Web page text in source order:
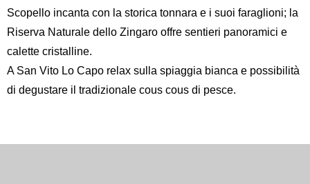
Scopello incanta con la storica tonnara e i suoi faraglioni; la
Riserva Naturale dello Zingaro offre sentieri panoramici e
calette cristalline.
A San Vito Lo Capo relax sulla spiaggia bianca e possibilità
di degustare il tradizionale cous cous di pesce.